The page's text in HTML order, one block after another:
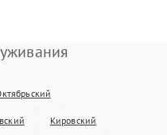
Кировский